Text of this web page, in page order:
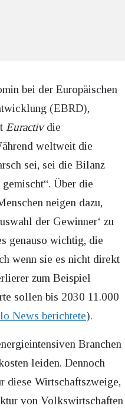
bei der Europäischen
(EBRD),
Euractivdie
weltweit die
sei, sei die Bilanz
Über die
neigen dazu,
der Gewinner‘ zu
genauso wichtig, die
wenn sie es nicht direkt
zum Beispiel
sollen bis 2030 11.000
News berichtete).
Branchen
leiden. Dennoch
diese Wirtschaftszweige,
von Volkswirtschaften